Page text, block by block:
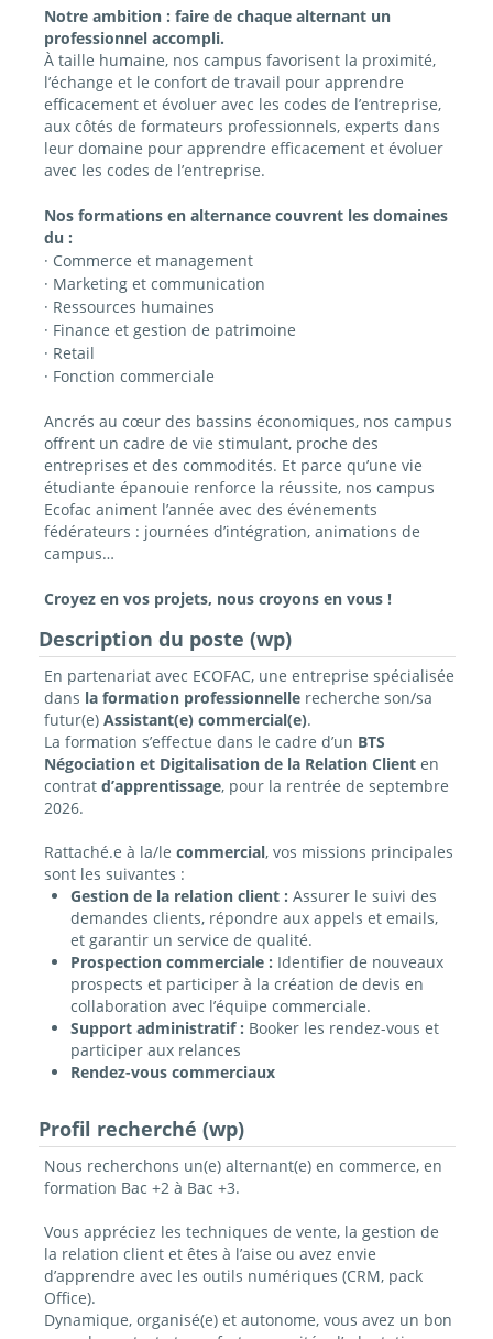
Notre ambition : faire de chaque alternant un
professionnel accompli.
À taille humaine, nos campus favorisent la proximité,
l’échange et le confort de travail pour apprendre
efficacement et évoluer avec les codes de l’entreprise,
aux côtés de formateurs professionnels, experts dans
leur domaine pour apprendre efficacement et évoluer
avec les codes de l’entreprise.
Nos formations en alternance couvrent les domaines
du :
· Commerce et management
· Marketing et communication
· Ressources humaines
· Finance et gestion de patrimoine
· Retail
· Fonction commerciale
Ancrés au cœur des bassins économiques, nos campus
offrent un cadre de vie stimulant, proche des
entreprises et des commodités. Et parce qu’une vie
étudiante épanouie renforce la réussite, nos campus
Ecofac animent l’année avec des événements
fédérateurs : journées d’intégration, animations de
campus…
Croyez en vos projets, nous croyons en vous !
Description du poste (wp)
En partenariat avec ECOFAC, une entreprise spécialisée
dans la formation professionnellerecherche son/sa
futur(e) Assistant(e) commercial(e).
La formation s’effectue dans le cadre d’un BTS
Négociation et Digitalisation de la Relation Clienten
contrat d’apprentissage, pour la rentrée de septembre
2026.
Rattaché.e à la/le commercial, vos missions principales
sont les suivantes :
Gestion de la relation client : Assurer le suivi des
demandes clients, répondre aux appels et emails,
et garantir un service de qualité.
Prospection commerciale : Identifier de nouveaux
prospects et participer à la création de devis en
collaboration avec l’équipe commerciale.
Support administratif : Booker les rendez-vous et
participer aux relances
Rendez-vous commerciaux
Profil recherché (wp)
Nous recherchons un(e) alternant(e) en commerce, en
formation Bac +2 à Bac +3.
Vous appréciez les techniques de vente, la gestion de
la relation client et êtes à l’aise ou avez envie
d’apprendre avec les outils numériques (CRM, pack
Office).
Dynamique, organisé(e) et autonome, vous avez un bon